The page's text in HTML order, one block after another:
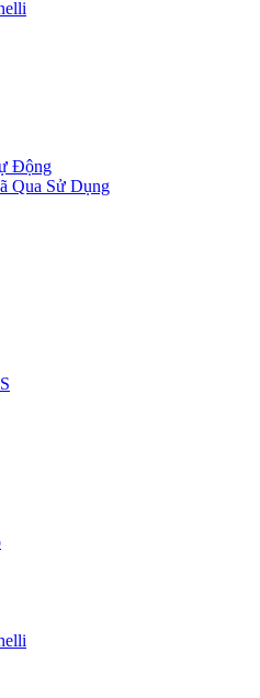
Động
Qua Sử Dụng